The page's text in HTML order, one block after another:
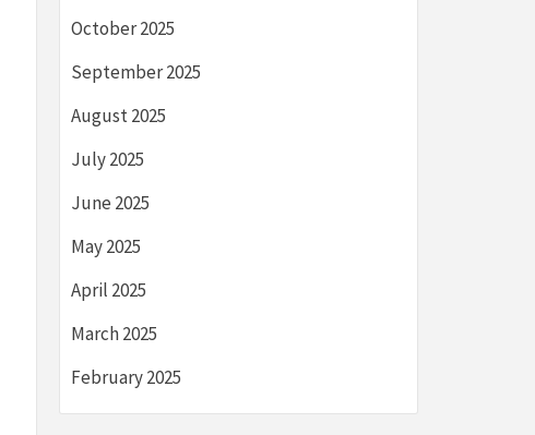
October 2025
September 2025
August 2025
July 2025
June 2025
May 2025
April 2025
March 2025
February 2025